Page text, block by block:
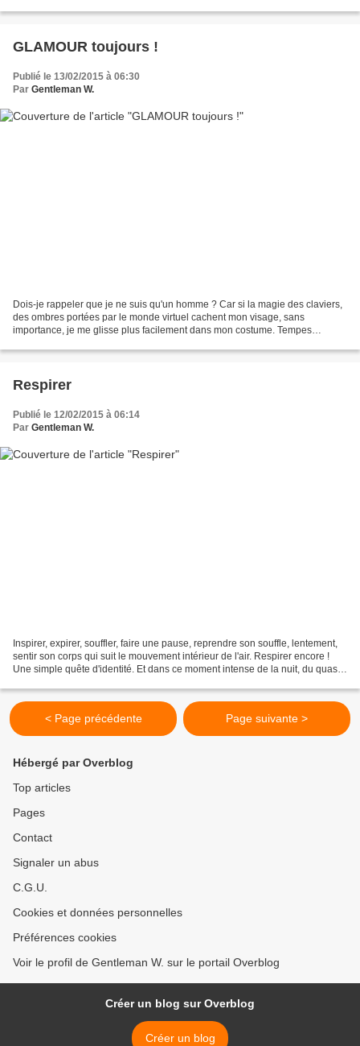
GLAMOUR toujours !
Publié le 13/02/2015 à 06:30
Par Gentleman W.
Dois-je rappeler que je ne suis qu'un homme ? Car si la magie des claviers,
des ombres portées par le monde virtuel cachent mon visage, sans
importance, je me glisse plus facilement dans mon costume. Tempes
Respirer
Publié le 12/02/2015 à 06:14
Par Gentleman W.
Inspirer, expirer, souffler, faire une pause, reprendre son souffle, lentement,
sentir son corps qui suit le mouvement intérieur de l'air. Respirer encore !
Une simple quête d'identité. Et dans ce moment intense de la nuit, du quasi
< Page précédente Page suivante >
Hébergé par Overblog
Top articles
Pages
Contact
Signaler un abus
C.G.U.
Cookies et données personnelles
Préférences cookies
Voir le profil de Gentleman W. sur le portail Overblog
Créer un blog sur Overblog
Créer un blog